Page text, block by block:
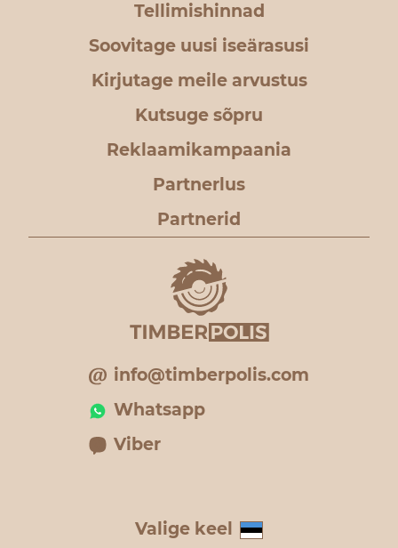
Tellimishinnad
Soovitage uusi iseärasusi
Kirjutage meile arvustus
Kutsuge sõpru
Reklaamikampaania
Partnerlus
Partnerid
info@timberpolis.com
Whatsapp
Viber
Valige keel